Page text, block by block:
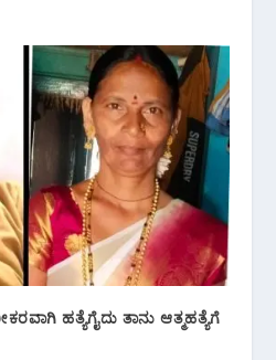
ಹತ್ಯೆಗೈದು ತಾನು ಆತ್ಮಹತ್ಯೆಗೆ